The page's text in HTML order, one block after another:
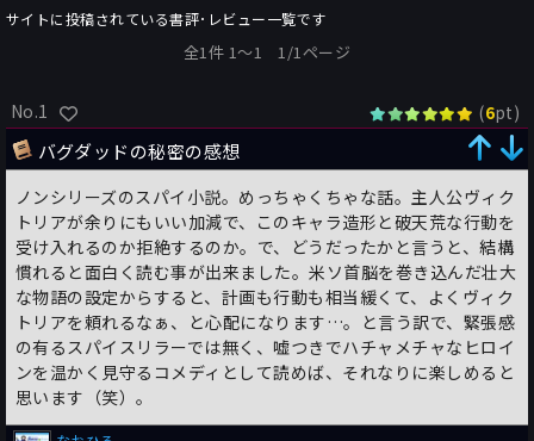
サイトに投稿されている書評･レビュー一覧です
全1件 1〜1 1/1ページ
No.1 (6pt)
バグダッドの秘密の感想
ノンシリーズのスパイ小説。めっちゃくちゃな話。主人公ヴィク
トリアが余りにもいい加減で、このキャラ造形と破天荒な行動を
受け入れるのか拒絶するのか。で、どうだったかと言うと、結構
慣れると面白く読む事が出来ました。米ソ首脳を巻き込んだ壮大
な物語の設定からすると、計画も行動も相当緩くて、よくヴィク
トリアを頼れるなぁ、と心配になります…。と言う訳で、緊張感
の有るスパイスリラーでは無く、嘘つきでハチャメチャなヒロイ
ンを温かく見守るコメディとして読めば、それなりに楽しめると
思います（笑）。